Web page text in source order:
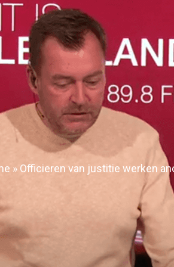
» Officieren van justitie werken